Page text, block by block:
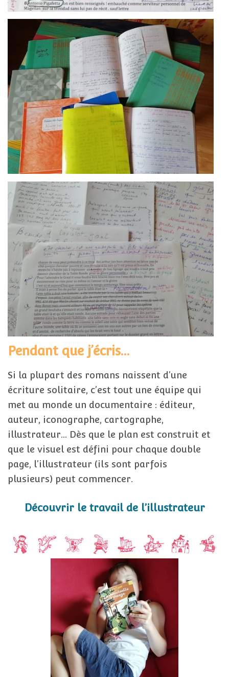
Pendant que j’écris…
Si la plupart des romans naissent d’une
écriture solitaire, c’est tout une équipe qui
met au monde un documentaire : éditeur,
auteur, iconographe, cartographe,
illustrateur… Dès que le plan est construit et
que le visuel est défini pour chaque double
page, l’illustrateur (ils sont parfois
plusieurs) peut commencer.
Découvrir le travail de l’illustrateur